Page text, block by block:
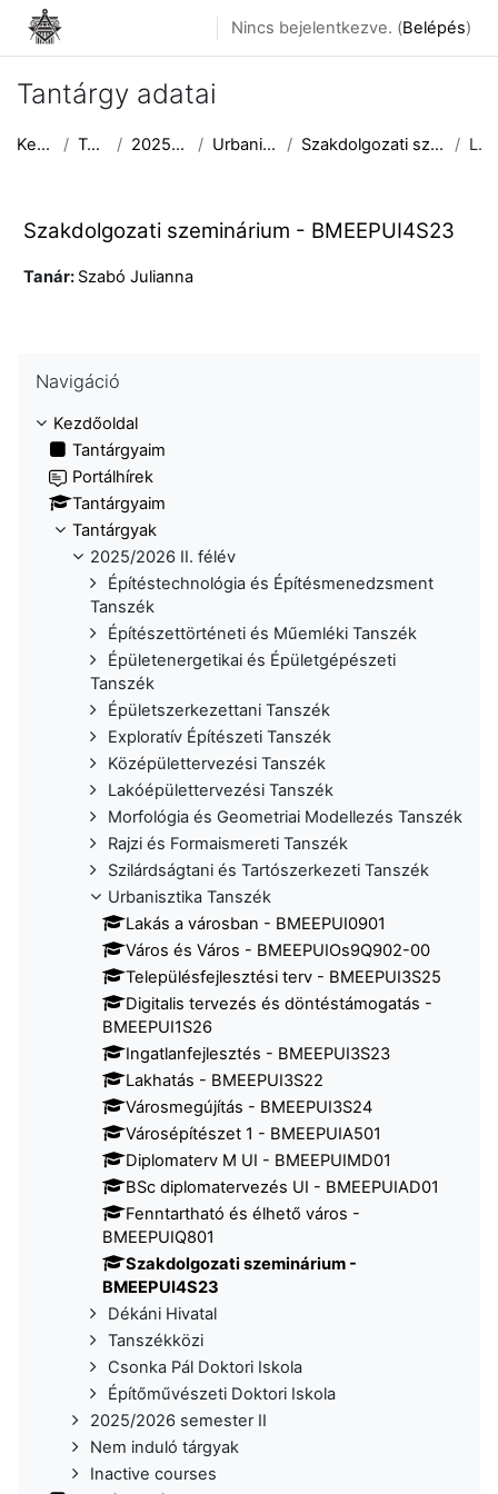
Tovább a fő tartalomhoz
Nincs bejelentkezve. (Belépés)
Tantárgy adatai
Kezdőoldal Tantárgyak 2025/2026 II. félév Urbanisztika Tanszék Szakdolgozati szeminárium - BMEEPUI4S23 Leírás
Szakdolgozati szeminárium - BMEEPUI4S23
Tanár: Szabó Julianna
Navigáció
Kezdőoldal
Tantárgyaim
Portálhírek
Tantárgyaim
Tantárgyak
2025/2026 II. félév
Építéstechnológia és Építésmenedzsment
Tanszék
Építészettörténeti és Műemléki Tanszék
Épületenergetikai és Épületgépészeti
Tanszék
Épületszerkezettani Tanszék
Exploratív Építészeti Tanszék
Középülettervezési Tanszék
Lakóépülettervezési Tanszék
Morfológia és Geometriai Modellezés Tanszék
Rajzi és Formaismereti Tanszék
Szilárdságtani és Tartószerkezeti Tanszék
Urbanisztika Tanszék
Lakás a városban - BMEEPUI0901
Város és Város - BMEEPUIOs9Q902-00
Településfejlesztési terv - BMEEPUI3S25
Digitalis tervezés és döntéstámogatás -
BMEEPUI1S26
Ingatlanfejlesztés - BMEEPUI3S23
Lakhatás - BMEEPUI3S22
Városmegújítás - BMEEPUI3S24
Városépítészet 1 - BMEEPUIA501
Diplomaterv M UI - BMEEPUIMD01
BSc diplomatervezés UI - BMEEPUIAD01
Fenntartható és élhető város -
BMEEPUIQ801
Szakdolgozati szeminárium -
BMEEPUI4S23
Dékáni Hivatal
Tanszékközi
Csonka Pál Doktori Iskola
Építőművészeti Doktori Iskola
2025/2026 semester II
Nem induló tárgyak
Inactive courses